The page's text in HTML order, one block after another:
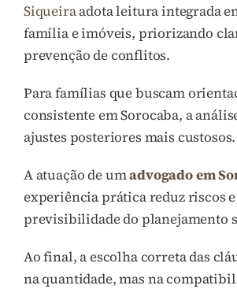
Siqueiraadota leitura integrada
família e imóveis, priorizando
prevenção de conflitos.
Para famílias que buscam
consistente em Sorocaba, a
ajustes posteriores mais custosos.
A atuação de umadvogado em
experiência prática reduz riscos
previsibilidade do planejamento
Ao final, a escolha correta das
na quantidade, mas na